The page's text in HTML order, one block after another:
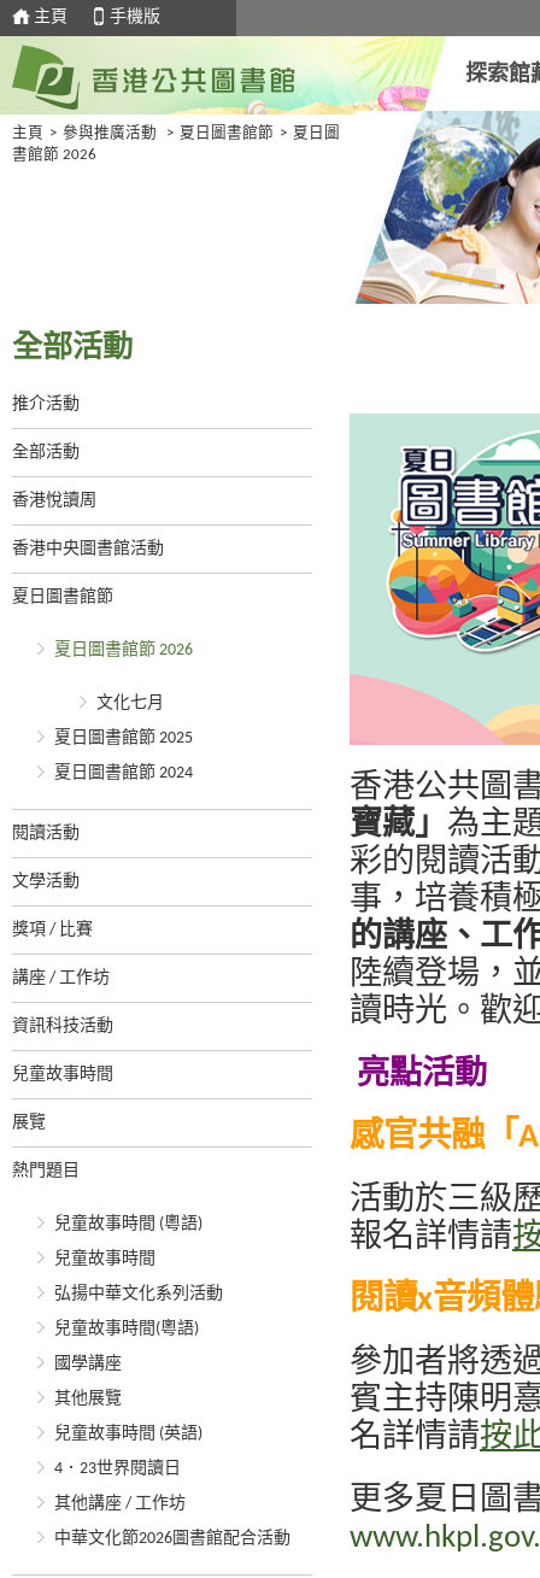
主頁 手機版
探索館
主頁 > 參與推廣活動 > 夏日圖書館節 > 夏日圖
書館節 2026
全部活動
推介活動
全部活動
香港悅讀周
香港中央圖書館活動
夏日圖書館節
夏日圖書館節 2026
文化七月
夏日圖書館節 2025
夏日圖書館節 2024
閱讀活動
文學活動
獎項 / 比賽
講座 / 工作坊
資訊科技活動
兒童故事時間
展覽
熱門題目
兒童故事時間 (粵語)
兒童故事時間
弘揚中華文化系列活動
兒童故事時間(粵語)
國學講座
其他展覽
兒童故事時間 (英語)
4．23世界閱讀日
其他講座 / 工作坊
中華文化節2026圖書館配合活動
香港公共圖
寶藏」 為主
彩的閱讀活
事，培養積
的講座、工
陸續登場，
讀時光。歡
亮點活動
感官共融「
活動於三級
報名詳情請
閱讀x音頻
參加者將透
賓主持陳明
名詳情請按
更多夏日圖